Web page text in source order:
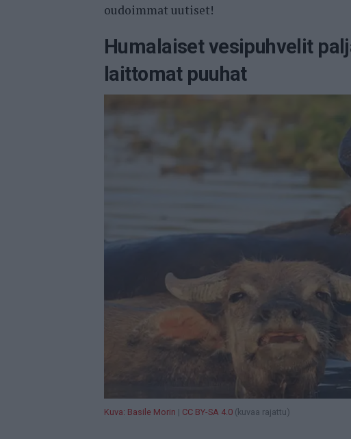
oudoimmat uutiset!
Humalaiset vesipuhvelit
laittomat puuhat
Kuva: Basile Morin | CC BY-SA 4.0 (kuvaa rajattu)